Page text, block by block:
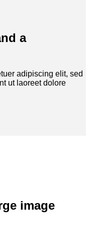
a
adipiscing elit, sed
ut laoreet dolore
image